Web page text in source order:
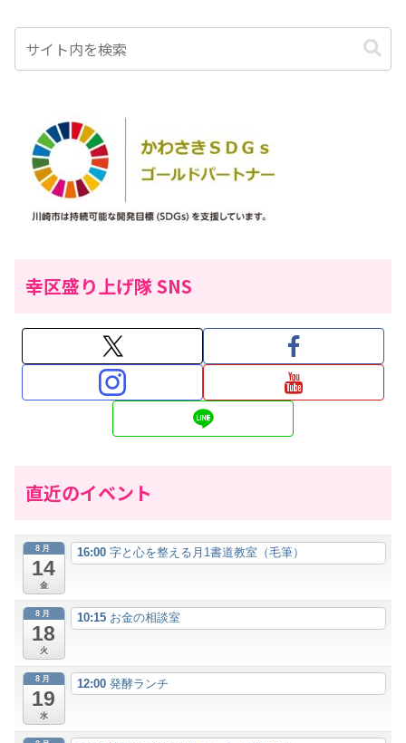
幸区盛り上げ隊 SNS
直近のイベント
8月
14
金
16:00 字と心を整える月1書道教室（毛筆）
8月
18
火
10:15 お金の相談室
8月
19
水
12:00 発酵ランチ